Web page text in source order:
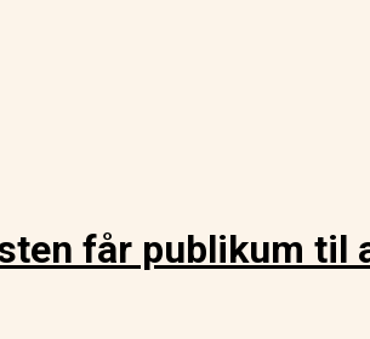
får publikum til